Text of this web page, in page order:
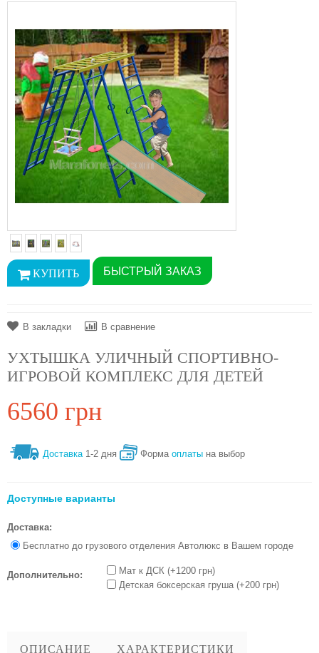
БЫСТРЫЙ ЗАКАЗ
В закладки В сравнение
УХТЫШКА УЛИЧНЫЙ СПОРТИВНО-
ИГРОВОЙ КОМПЛЕКС ДЛЯ ДЕТЕЙ
6560 грн
Доставка1-2 дня Форма оплаты на выбор
Доступные варианты
Доставка:
Бесплатно до грузового отделения Автолюкс в Вашем городе
Дополнительно:
Мат к ДСК (+1200 грн)
Детская боксерская груша (+200 грн)
ОПИСАНИЕ ХАРАКТЕРИСТИКИ